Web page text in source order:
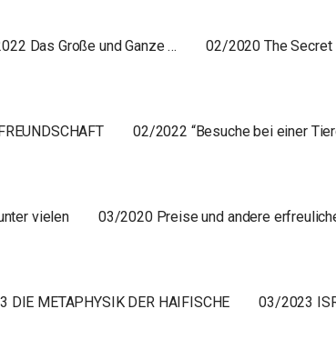
Das Große und Ganze … 02/2020 The
02/2022 “Besuche bei einer
vielen 03/2020 Preise und andere
DIE METAPHYSIK DER HAIFISCHE 03/2023